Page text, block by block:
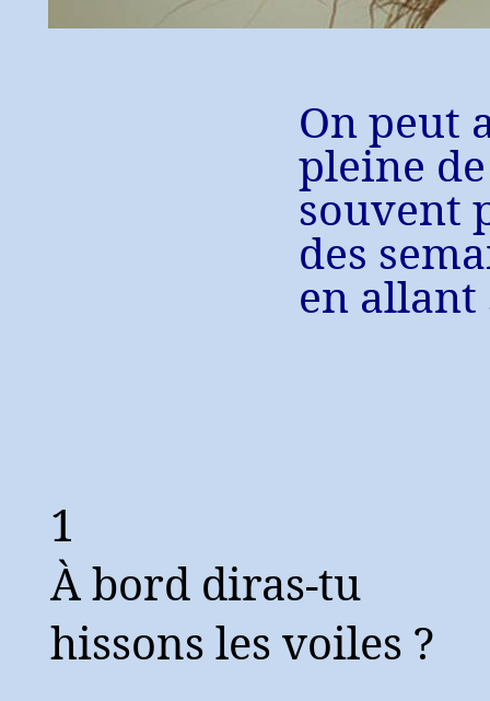
On peut
pleine
souvent
des
en allant
1
À bord diras-tu
hissons les voiles ?